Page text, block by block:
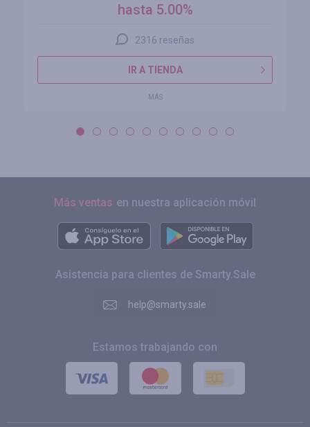
hasta 5.00%
2316 reseñas
IR A TIENDA
MÁS
Más ventas en nuestra aplicación móvil
Asistencia para clientes de Smarty.Sale
help@smarty.sale
Estamos trabajando con